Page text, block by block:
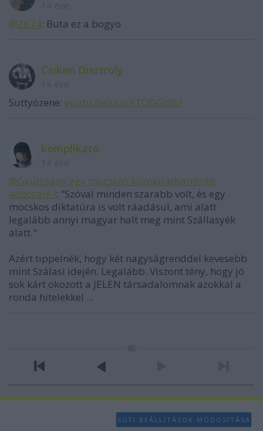
@Zb74: Buta ez a bogyo
Csiken Disztroly
Suttyózene: youtu.be/uuuXTQGGY0U
komplikato
@Gyurcsány egy mocskos közokirathamisító
adócsaló !: "Szóval minden szarabb volt, és egy
mocskos diktatúra is volt ráadásul, ami alatt
legalább annyi magyar halt meg mint Szállasyék
alatt."
Azért tippelnék, hogy két nagyságrenddel kevesebb
mint Szálasi idején. Legalább. Viszont tény, hogy jó
sok kárt okozott a JELEN társadalomnak azokkal a
ronda hitelekkel ...
SÜTI BEÁLLÍTÁSOK MÓDOSÍTÁSA